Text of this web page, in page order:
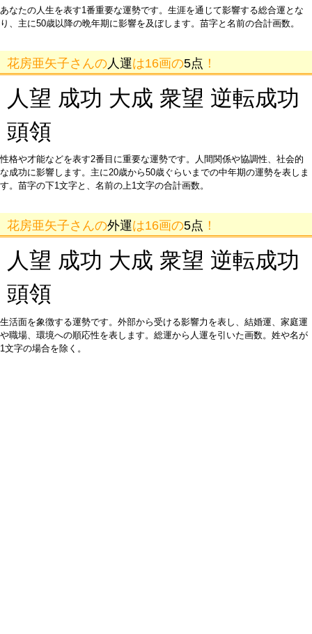
あなたの人生を表す1番重要な運勢です。生涯を通じて影響する総合運とな
り、主に50歳以降の晩年期に影響を及ぼします。苗字と名前の合計画数。
花房亜矢子さんの 人運は16画の5点 ！
人望 成功 大成 衆望 逆転成功
頭領
性格や才能などを表す2番目に重要な運勢です。人間関係や協調性、社会的
な成功に影響します。主に20歳から50歳ぐらいまでの中年期の運勢を表しま
す。苗字の下1文字と、名前の上1文字の合計画数。
花房亜矢子さんの外運は16画の5点 ！
人望 成功 大成 衆望 逆転成功
頭領
生活面を象徴する運勢です。外部から受ける影響力を表し、結婚運、家庭運
や職場、環境への順応性を表します。総運から人運を引いた画数。姓や名が
1文字の場合を除く。